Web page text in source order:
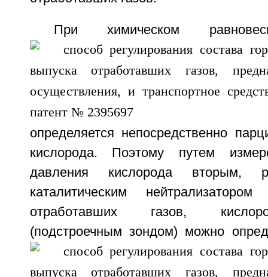
При химическом
определяется непосредственно
кислорода. Поэтому путем
давления кислорода вторым,
каталитическим
отработавших газов,
(подстроечным зондом) можно